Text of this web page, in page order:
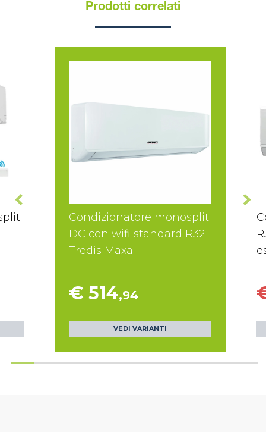
Prodotti correlati
Condizionatore monosplit
DC con wifi standard R32
Tredis Maxa
€ 514,94
VEDI VARIANTI